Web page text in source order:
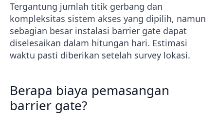
Tergantung jumlah titik gerbang dan
kompleksitas sistem akses yang dipilih, namun
sebagian besar instalasi barrier gate dapat
diselesaikan dalam hitungan hari. Estimasi
waktu pasti diberikan setelah survey lokasi.
Berapa biaya pemasangan
barrier gate?